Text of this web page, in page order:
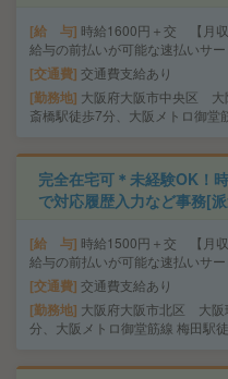
給 与 時給1600円＋交 【月
給与の前払いが可能な速払いサー
交通費 交通費支給あり
勤務地 大阪府大阪市中央区 大
斎橋駅徒歩7分、大阪メトロ御堂
完全在宅可＊未経験OK！
で対応履歴入力など事務[
給 与 時給1500円＋交 【月
給与の前払いが可能な速払いサー
交通費 交通費支給あり
勤務地 大阪府大阪市北区 大阪
分、大阪メトロ御堂筋線 梅田駅